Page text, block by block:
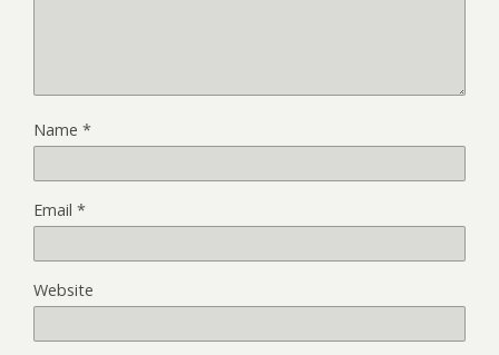
Name *
Email *
Website